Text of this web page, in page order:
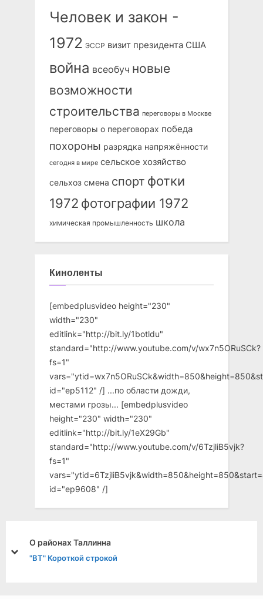
Человек и закон -
1972 ЭССР визит президента США
война всеобуч новые
возможности
строительства переговоры в Москве
переговоры о переговорах победа
похороны разрядка напряжённости
сегодня в мире сельское хозяйство
сельхоз смена спорт фотки
1972 фотографии 1972
химическая промышленность школа
Киноленты
[embedplusvideo height="230"
width="230"
editlink="http://bit.ly/1botldu"
standard="http://www.youtube.com/v/wx7n5ORuSCk?
fs=1"
id="ep5112" /] ...по области дожди,
местами грозы... [embedplusvideo
height="230" width="230"
editlink="http://bit.ly/1eX29Gb"
standard="http://www.youtube.com/v/6TzjliB5vjk?
fs=1"
id="ep9608" /]
О районах Таллинна
"ВТ" Короткой строкой
prev
next